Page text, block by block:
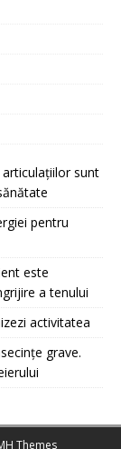
sunt
pentru
este
a tenului
activitatea
grave.
Themes